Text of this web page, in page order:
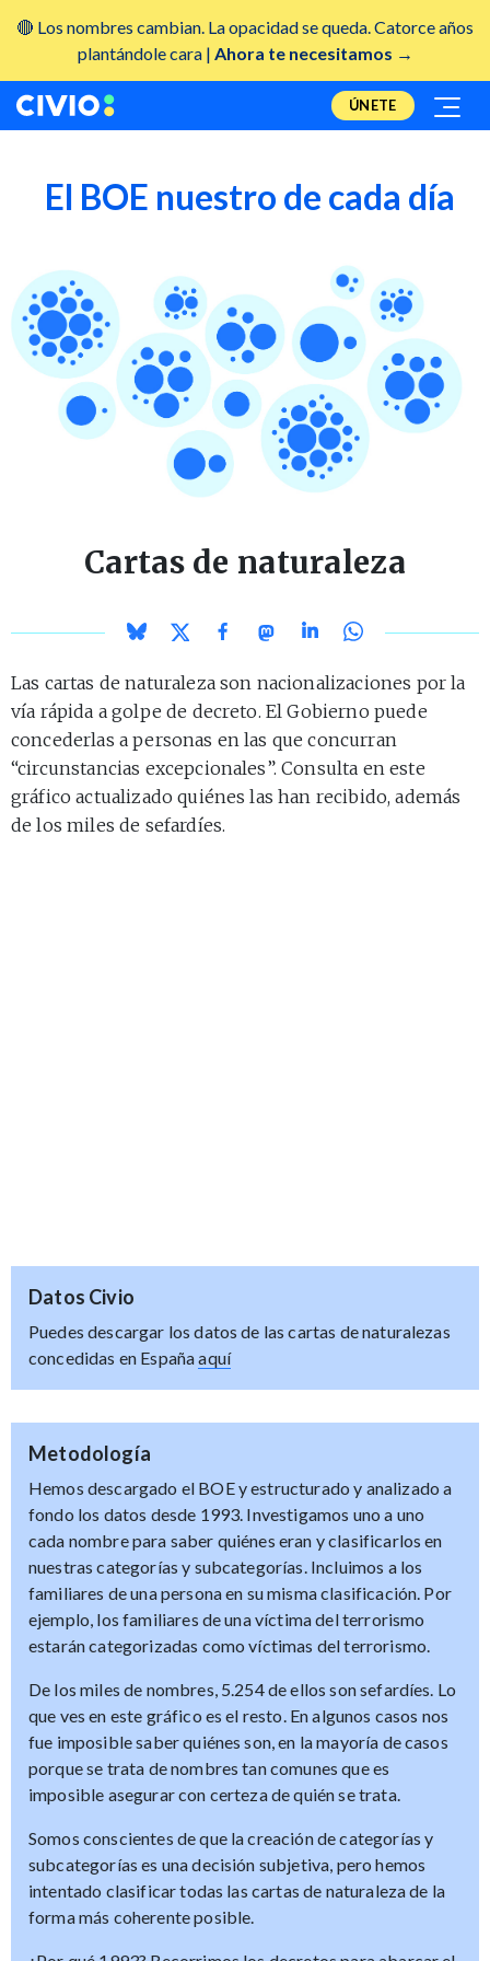
🔴 Los nombres cambian. La opacidad se queda. Catorce años
plantándole cara | Ahora te necesitamos →
ÚNETE
El BOE nuestro de cada día
Cartas de naturaleza
Las cartas de naturaleza son nacionalizaciones por la
vía rápida a golpe de decreto. El Gobierno puede
concederlas a personas en las que concurran
“circunstancias excepcionales”. Consulta en este
gráfico actualizado quiénes las han recibido, además
de los miles de sefardíes.
Datos Civio
Puedes descargar los datos de las cartas de naturalezas
concedidas en Españaaquí
Metodología
Hemos descargado el BOE y estructurado y analizado a
fondo los datos desde 1993. Investigamos uno a uno
cada nombre para saber quiénes eran y clasificarlos en
nuestras categorías y subcategorías. Incluimos a los
familiares de una persona en su misma clasificación. Por
ejemplo, los familiares de una víctima del terrorismo
estarán categorizadas como víctimas del terrorismo.
De los miles de nombres, 5.254 de ellos son sefardíes. Lo
que ves en este gráfico es el resto. En algunos casos nos
fue imposible saber quiénes son, en la mayoría de casos
porque se trata de nombres tan comunes que es
imposible asegurar con certeza de quién se trata.
Somos conscientes de que la creación de categorías y
subcategorías es una decisión subjetiva, pero hemos
intentado clasificar todas las cartas de naturaleza de la
forma más coherente posible.